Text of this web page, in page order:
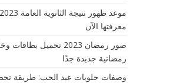
معرفتها الآن
صور رمضان 2023 تحميل
رمضانية جديدة جدًا
وصفات حلويات عيد الحب: طريقة